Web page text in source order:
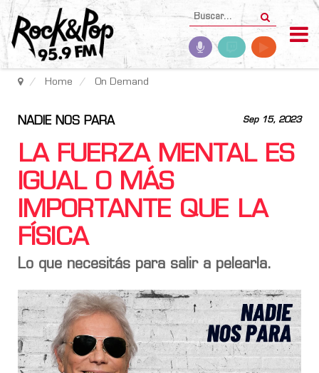
Home On Demand
Sep 15, 2023
NADIE NOS PARA
LA FUERZA MENTAL ES
IGUAL O MÁS
IMPORTANTE QUE LA
FÍSICA
Lo que necesitás para salir a pelearla.